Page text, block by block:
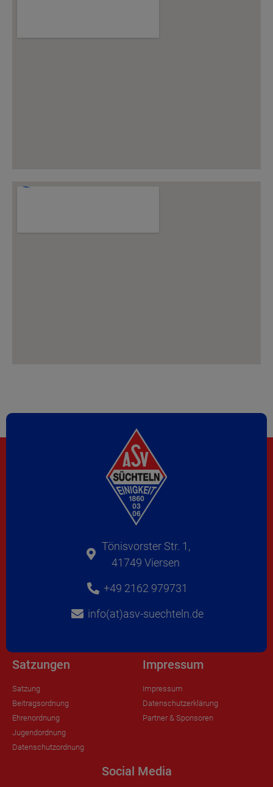
Tönisvorster Str. 1,
41749 Viersen
+49 2162 979731
info(at)asv-suechteln.de
Satzungen
Satzung
Beitragsordnung
Ehrenordnung
Jugendordnung
Datenschutzordnung
Impressum
Impressum
Datenschutzerklärung
Partner & Sponsoren
Social Media